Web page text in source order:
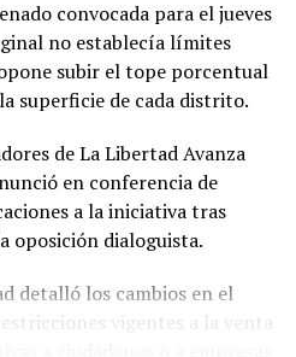
el fin de semana antes de su
convocada para el jueves
no establecía límites
subir el tope porcentual
superficie de cada distrito.
de La Libertad Avanza
en conferencia de
a la iniciativa tras
oposición dialoguista.
detalló los cambios en el
vigentes a la venta